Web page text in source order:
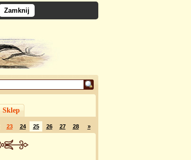
Zamknij
Sklep
23 24 25 26 27 28 »